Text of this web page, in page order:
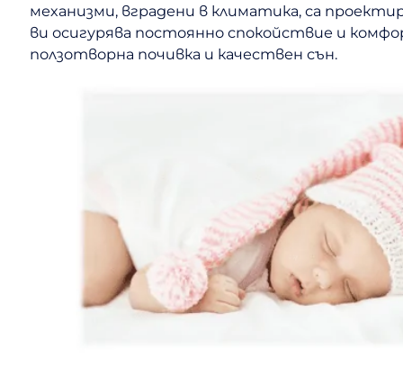
механизми, вградени в климатика, са
ви осигурява постоянно спокойствие и
ползотворна почивка и качествен сън.